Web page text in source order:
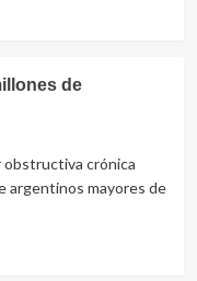
de
obstructiva crónica
argentinos mayores de